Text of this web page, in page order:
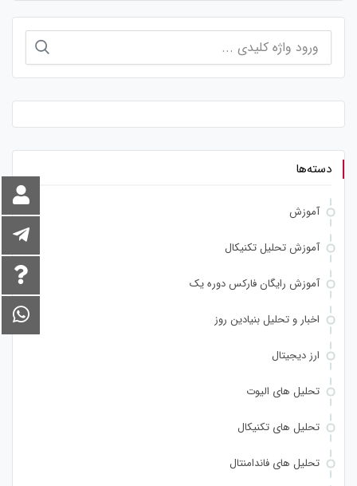
جستجو
برای:
دسته‌ها
آموزش
آموزش تحلیل تکنیکال
آموزش رایگان فارکس دوره یک
اخبار و تحلیل بنیادین روز
ارز دیجیتال
تحلیل های الیوت
تحلیل های تکنیکال
تحلیل های فاندامنتال